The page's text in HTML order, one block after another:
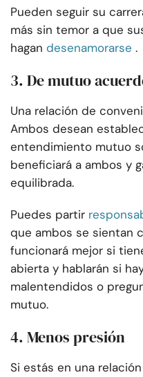
Pueden seguir su
más sin temor a que
hagan desenamorarse .
3. De mutuo
Una relación de
Ambos desean
entendimiento mutuo
beneficiará a ambos y
equilibrada.
Puedes partir
que ambos se sientan
funcionará mejor si
abierta y hablarán si
malentendidos o
mutuo.
4. Menos presión
Si estás en una